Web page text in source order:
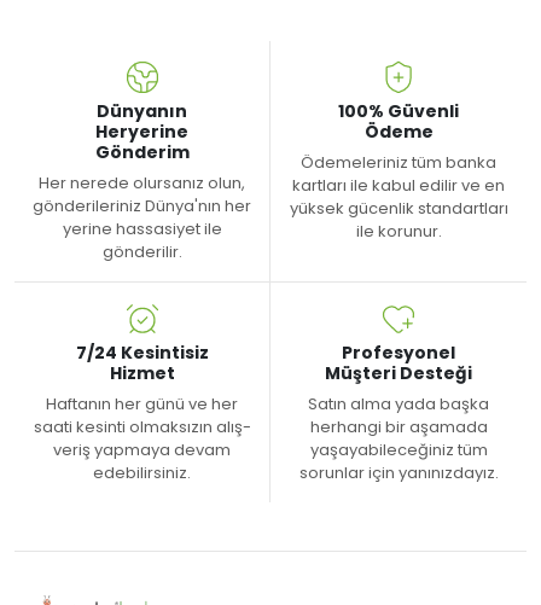
Dünyanın
Heryerine
Gönderim
Her nerede olursanız olun,
gönderileriniz Dünya'nın her
yerine hassasiyet ile
gönderilir.
100% Güvenli
Ödeme
Ödemeleriniz tüm banka
kartları ile kabul edilir ve en
yüksek gücenlik standartları
ile korunur.
7/24 Kesintisiz
Hizmet
Haftanın her günü ve her
saati kesinti olmaksızın alış-
veriş yapmaya devam
edebilirsiniz.
Profesyonel
Müşteri Desteği
Satın alma yada başka
herhangi bir aşamada
yaşayabileceğiniz tüm
sorunlar için yanınızdayız.